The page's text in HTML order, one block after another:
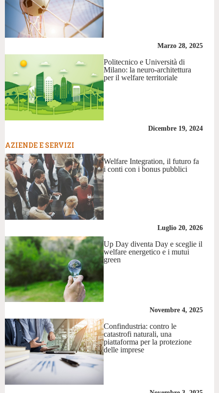
Marzo 28, 2025
Politecnico e Università di
Milano: la neuro-architettura
per il welfare territoriale
Dicembre 19, 2024
AZIENDE E SERVIZI
Welfare Integration, il futuro fa
i conti con i bonus pubblici
Luglio 20, 2026
Up Day diventa Day e sceglie il
welfare energetico e i mutui
green
Novembre 4, 2025
Confindustria: contro le
catastrofi naturali, una
piattaforma per la protezione
delle imprese